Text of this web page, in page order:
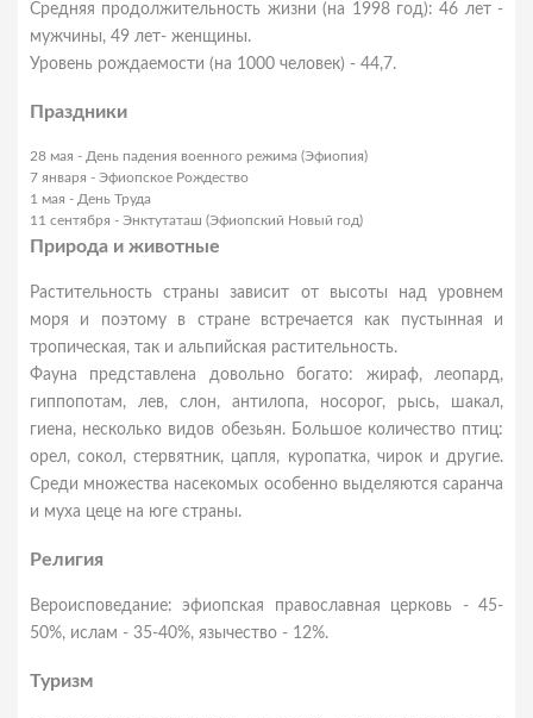
Средняя продолжительность жизни (на 1998 год): 46 лет -
мужчины, 49 лет- женщины.
Уровень рождаемости (на 1000 человек) - 44,7.
Праздники
28 мая - День падения военного режима (Эфиопия)
7 января - Эфиопское Рождество
1 мая - День Труда
11 сентября - Энктутаташ (Эфиопский Новый год)
Природа и животные
Растительность страны зависит от высоты над уровнем
моря и поэтому в стране встречается как пустынная и
тропическая, так и альпийская растительность.
Фауна представлена довольно богато: жираф, леопард,
гиппопотам, лев, слон, антилопа, носорог, рысь, шакал,
гиена, несколько видов обезьян. Большое количество птиц:
орел, сокол, стервятник, цапля, куропатка, чирок и другие.
Среди множества насекомых особенно выделяются саранча
и муха цеце на юге страны.
Религия
Вероисповедание: эфиопская православная церковь - 45-
50%, ислам - 35-40%, язычество - 12%.
Туризм